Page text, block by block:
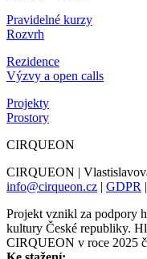
Pravidelné kurzy
Rozvrh
Rezidence
Výzvy a open calls
Projekty
Prostory
CIRQUEON
CIRQUEON |
info@cirqueon.cz | GDPR |
Projekt vznikl za podpory
kultury České republiky.
CIRQUEON v roce 2025